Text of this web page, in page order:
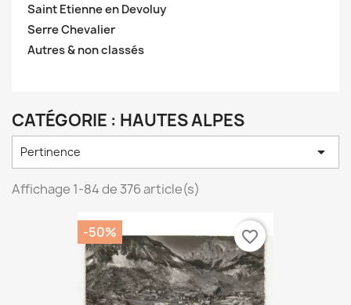
Saint Etienne en Devoluy
Serre Chevalier
Autres & non classés
CATÉGORIE : HAUTES ALPES
Pertinence 
Affichage 1-84 de 376 article(s)
-50% favorite_border